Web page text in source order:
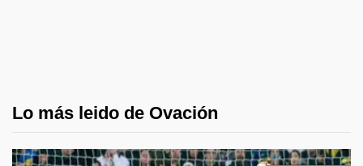
Lo más leido de Ovación